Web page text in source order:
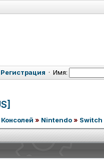
Регистрация · Имя:
» Nintendo» Switch